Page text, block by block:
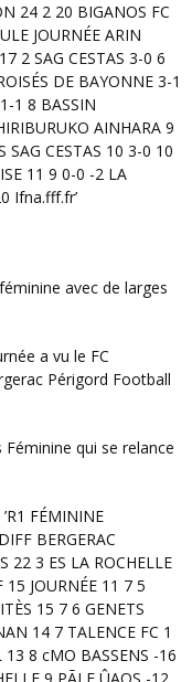
Périgord Football